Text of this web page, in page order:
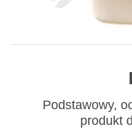
Podstawowy,
produkt